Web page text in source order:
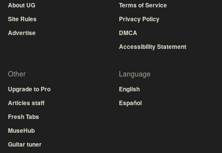
About UG
Site Rules
Advertise
Terms of Service
Privacy Policy
DMCA
Accessibility Statement
Other
Upgrade to Pro
Articles staff
Fresh Tabs
MuseHub
Guitar tuner
Language
English
Español